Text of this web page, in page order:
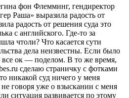
фон Флемминг, гендиректор
Раша» выразила радость от
радость от решения суда это
с английского. Где-то за
чтоли? Что касается сути
дела неизвестны. Если было
все ок — поделом. В то же время,
сделаю страничку с фотками
никакой суд ничего у меня
говоря уже о взыскании с меня
ситуация развивается по этому